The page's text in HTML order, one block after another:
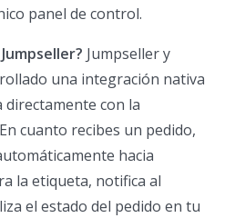
panel de control.
Jumpseller y
una integración nativa
con la
cuanto recibes un pedido,
hacia
la etiqueta, notifica al
el estado del pedido en tu